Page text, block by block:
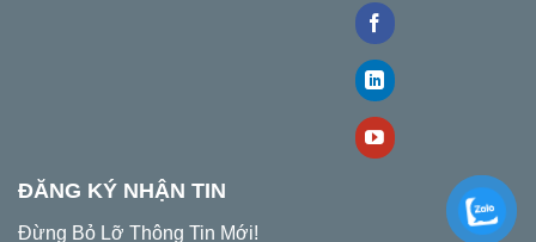
ĐĂNG KÝ NHẬN TIN
Đừng Bỏ Lỡ Thông Tin Mới!